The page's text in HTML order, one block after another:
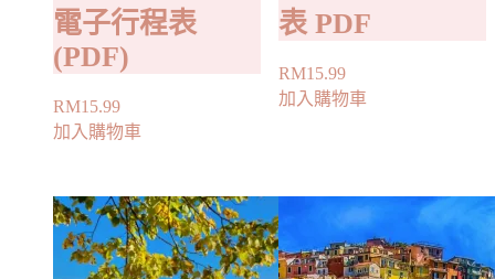
電子行程表
(PDF)
RM15.99
加入購物車
表 PDF
RM15.99
加入購物車